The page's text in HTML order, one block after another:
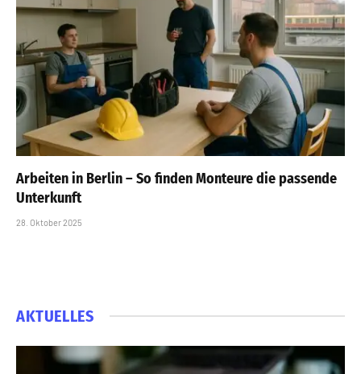
Arbeiten in Berlin – So finden Monteure die passende
Unterkunft
28. Oktober 2025
AKTUELLES